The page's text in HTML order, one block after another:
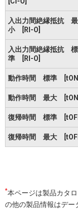
入出力間絶縁抵抗 最
小 [RI-O]
入出力間絶縁抵抗 標
準 [RI-O]
動作時間 標準 [tON]
動作時間 最大 [tON]
復帰時間 標準
復帰時間 最大
*本ページは製品カタ
の他の製品情報はデー